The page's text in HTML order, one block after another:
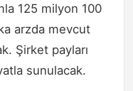
125 milyon 100
arzda mevcut
Şirket payları
sunulacak.